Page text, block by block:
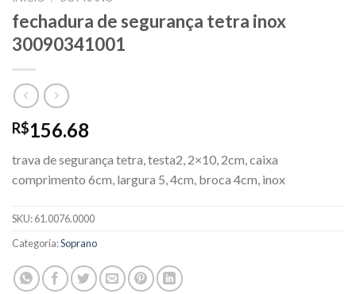
fechadura de segurança tetra inox
30090341001
R$156.68
trava de segurança tetra, testa2, 2×10, 2cm, caixa
comprimento 6cm, largura 5, 4cm, broca 4cm, inox
SKU:61.0076.0000
Categoria:Soprano